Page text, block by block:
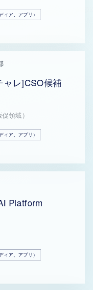
ア、アプリ）
ャレ]CSO候補
領域）
ア、アプリ）
Platform
ア、アプリ）